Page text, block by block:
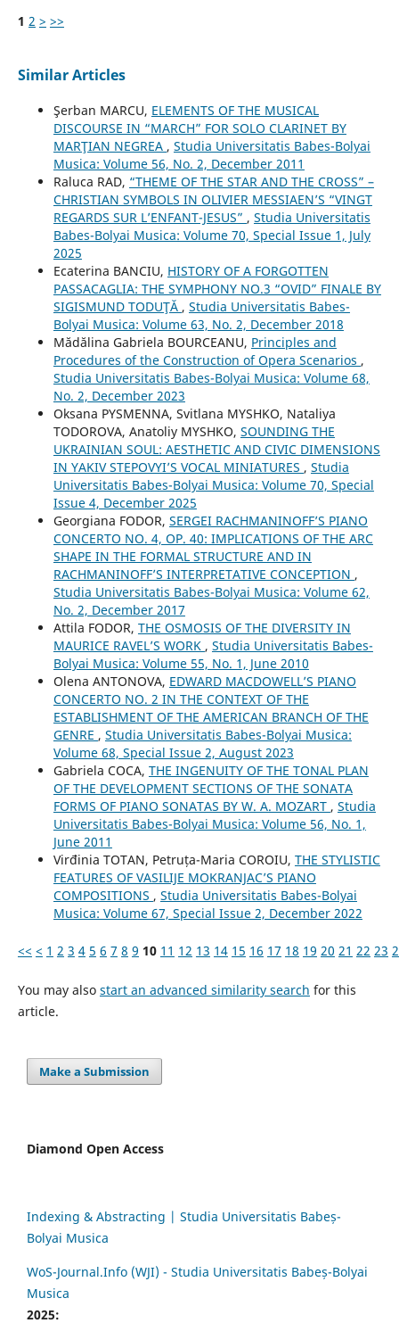
1 2 > >>
Similar Articles
Şerban MARCU, ELEMENTS OF THE MUSICAL
DISCOURSE IN “MARCH” FOR SOLO CLARINET BY
MARŢIAN NEGREA , Studia Universitatis Babes-Bolyai
Musica: Volume 56, No. 2, December 2011
Raluca RAD, “THEME OF THE STAR AND THE CROSS” –
CHRISTIAN SYMBOLS IN OLIVIER MESSIAEN’S “VINGT
REGARDS SUR L’ENFANT-JESUS” , Studia Universitatis
Babes-Bolyai Musica: Volume 70, Special Issue 1, July
2025
Ecaterina BANCIU, HISTORY OF A FORGOTTEN
PASSACAGLIA: THE SYMPHONY NO.3 “OVID” FINALE BY
SIGISMUND TODUŢĂ , Studia Universitatis Babes-
Bolyai Musica: Volume 63, No. 2, December 2018
Mădălina Gabriela BOURCEANU, Principles and
Procedures of the Construction of Opera Scenarios ,
Studia Universitatis Babes-Bolyai Musica: Volume 68,
No. 2, December 2023
Oksana PYSMENNA, Svitlana MYSHKO, Nataliya
TODOROVA, Anatoliy MYSHKO, SOUNDING THE
UKRAINIAN SOUL: AESTHETIC AND CIVIC DIMENSIONS
IN YAKIV STEPOVYI’S VOCAL MINIATURES , Studia
Universitatis Babes-Bolyai Musica: Volume 70, Special
Issue 4, December 2025
Georgiana FODOR, SERGEI RACHMANINOFF’S PIANO
CONCERTO NO. 4, OP. 40: IMPLICATIONS OF THE ARC
SHAPE IN THE FORMAL STRUCTURE AND IN
RACHMANINOFF’S INTERPRETATIVE CONCEPTION ,
Studia Universitatis Babes-Bolyai Musica: Volume 62,
No. 2, December 2017
Attila FODOR, THE OSMOSIS OF THE DIVERSITY IN
MAURICE RAVEL’S WORK , Studia Universitatis Babes-
Bolyai Musica: Volume 55, No. 1, June 2010
Olena ANTONOVA, EDWARD MACDOWELL’S PIANO
CONCERTO NO. 2 IN THE CONTEXT OF THE
ESTABLISHMENT OF THE AMERICAN BRANCH OF THE
GENRE , Studia Universitatis Babes-Bolyai Musica:
Volume 68, Special Issue 2, August 2023
Gabriela COCA, THE INGENUITY OF THE TONAL PLAN
OF THE DEVELOPMENT SECTIONS OF THE SONATA
FORMS OF PIANO SONATAS BY W. A. MOZART , Studia
Universitatis Babes-Bolyai Musica: Volume 56, No. 1,
June 2011
Virđinia TOTAN, Petruța-Maria COROIU, THE STYLISTIC
FEATURES OF VASILIJE MOKRANJAC’S PIANO
COMPOSITIONS , Studia Universitatis Babes-Bolyai
Musica: Volume 67, Special Issue 2, December 2022
<< < 1 2 3 4 5 6 7 8 9 10 11 12 13 14 15 16 17 18 19 20 21 22 23
You may also start an advanced similarity search for this
article.
Make a Submission
Diamond Open Access
Indexing & Abstracting | Studia Universitatis Babeș-
Bolyai Musica
WoS-Journal.Info (WJI) - Studia Universitatis Babeș-Bolyai
Musica
2025: